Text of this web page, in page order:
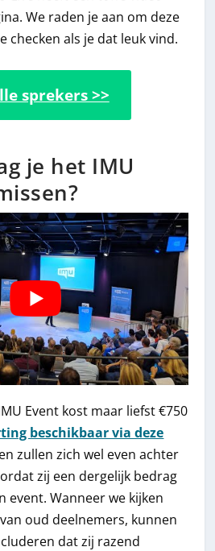
We raden je aan om deze
checken als je dat leuk vind.
sprekers >>
je het IMU
Event kost maar liefst €750
beschikbaar via deze
zullen zich wel even achter
zij een dergelijk bedrag
event. Wanneer we kijken
oud deelnemers, kunnen
dat zij razend